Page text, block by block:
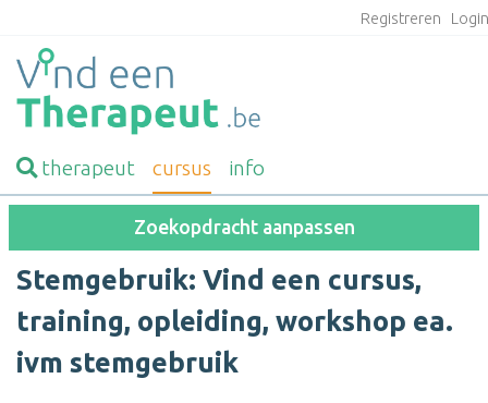
Registreren
therapeut cursus info
Zoekopdracht aanpassen
Stemgebruik: Vind een cursus,
training, opleiding, workshop ea.
ivm stemgebruik